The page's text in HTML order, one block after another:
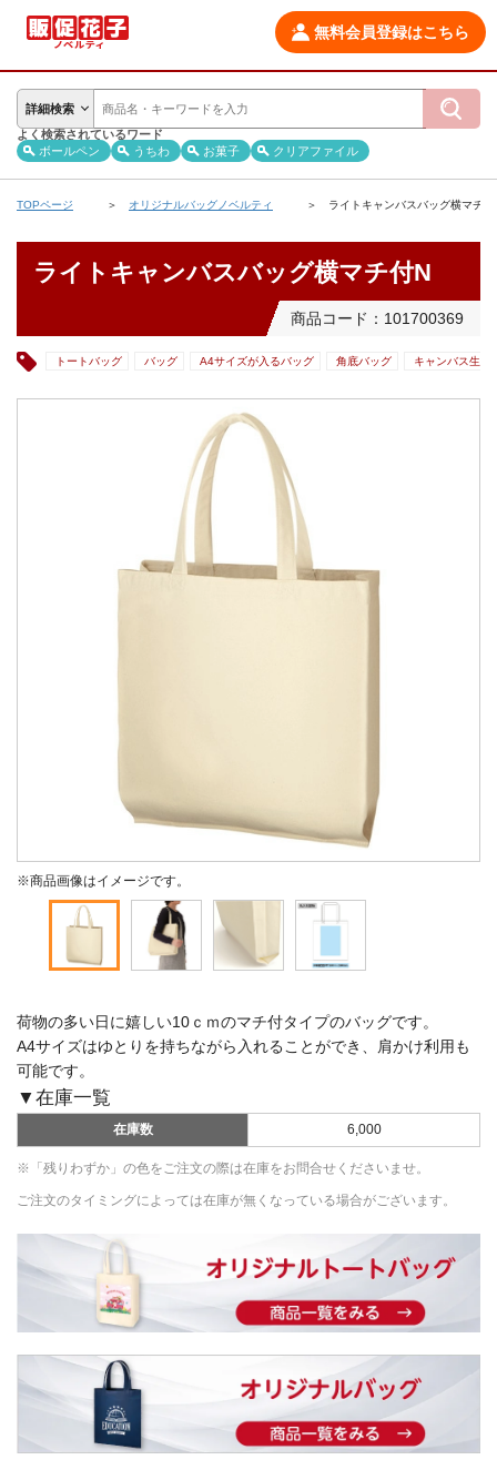
無料会員登録はこちら
詳細検索
よく検索されているワード
ボールペン
うちわ お菓子 クリアファイル
TOPページ オリジナルバッグノベルティ ライトキャンバスバッグ横マチ付
ライトキャンバスバッグ横マチ付N
商品コード：101700369
トートバッグ バッグ A4サイズが入るバッグ 角底バッグ キャンバス生地
※商品画像はイメージです。
荷物の多い日に嬉しい10ｃｍのマチ付タイプのバッグです。
A4サイズはゆとりを持ちながら入れることができ、肩かけ利用も
可能です。
▼在庫一覧
在庫数 6,000
※「残りわずか」の色をご注文の際は在庫をお問合せくださいませ。
ご注文のタイミングによっては在庫が無くなっている場合がございます。